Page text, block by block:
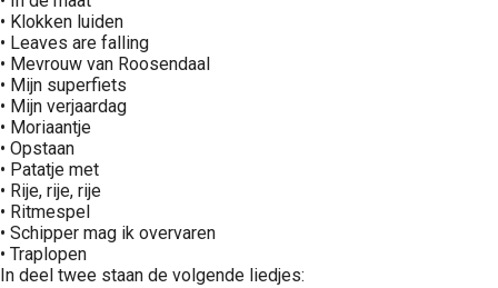
• Klokken luiden
• Leaves are falling
• Mevrouw van Roosendaal
• Mijn superfiets
• Mijn verjaardag
• Moriaantje
• Opstaan
• Patatje met
• Rije, rije, rije
• Ritmespel
• Schipper mag ik overvaren
• Traplopen
In deel twee staan de volgende liedjes: